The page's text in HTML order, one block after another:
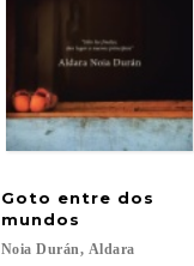
Goto entre dos
mundos
Noia Durán, Aldara